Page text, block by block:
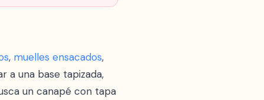
, muelles ensacados,
a una base tapizada,
un canapé con tapa